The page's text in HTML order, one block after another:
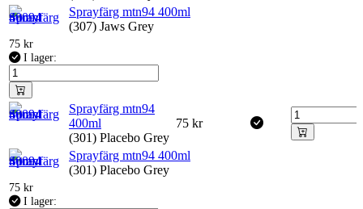
Sprayfärg mtn94 400ml
(307) Jaws Grey
75 kr
I lager:
Sprayfärg mtn94
400ml
(301) Placebo Grey
75 kr
Sprayfärg mtn94 400ml
(301) Placebo Grey
75 kr
I lager: